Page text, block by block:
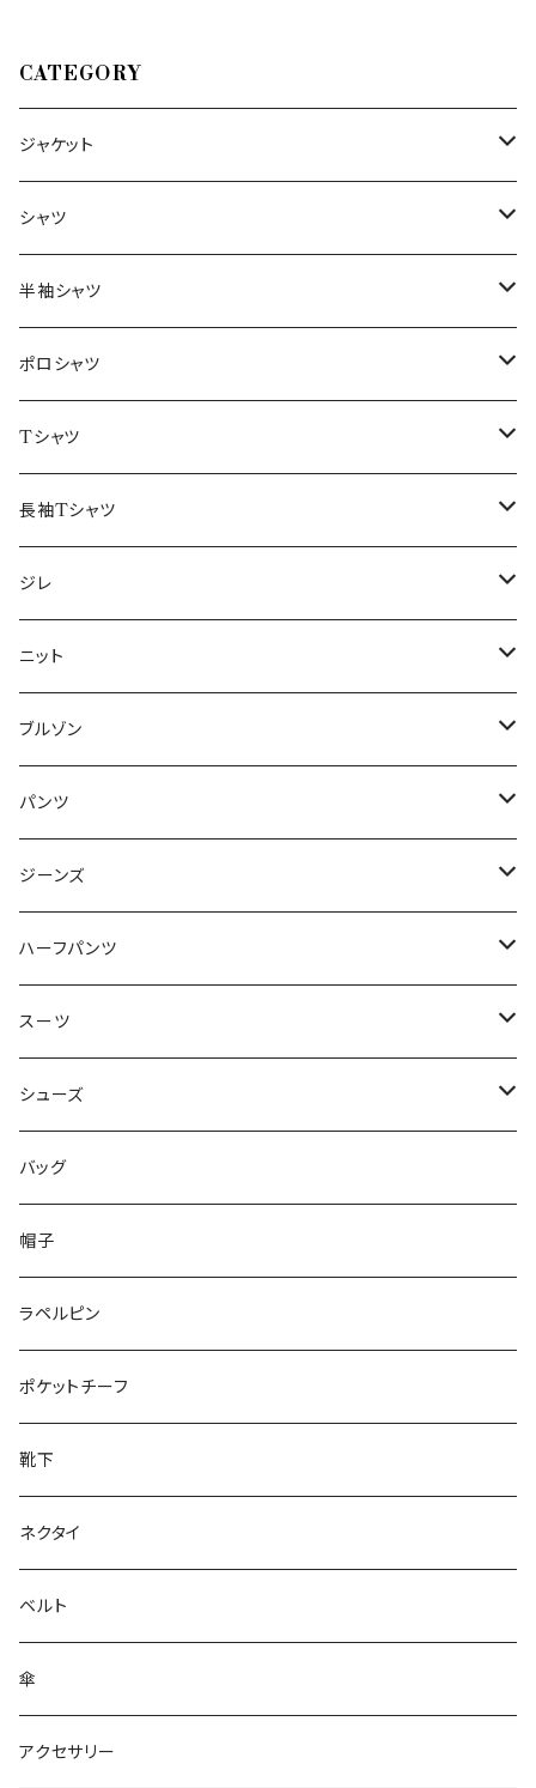
CATEGORY
ジャケット
～44/S
46/M
48/L
50/XL～
シャツ
～44/S
46/M
48/L
50/XL～
半袖シャツ
～44/S
46/M
48/L
50/XL～
ポロシャツ
～44/S
46/M
48/L
50/XL～
Tシャツ
～44/S
46/M
48/L
50/XL～
長袖Tシャツ
～44/S
46/M
48/L
50/XL～
ジレ
～44/S
46/M
48/L
50/XL～
ニット
～44/S
46/M
48/L
50/XL～
ブルゾン
～44/S
46/M
48/L
50/XL～
パンツ
～44/S
46/M
48/L
50/XL～
ジーンズ
～44/S
46/M
48/L
50/XL～
ハーフパンツ
～44/S
46/M
48/L
50/XL～
スーツ
～44/S
46/M
48/L
50/XL～
シューズ
～25.5cm
26cm～
27cm～
28cm～
バッグ
帽子
ラペルピン
ポケットチーフ
靴下
ネクタイ
ベルト
傘
アクセサリー